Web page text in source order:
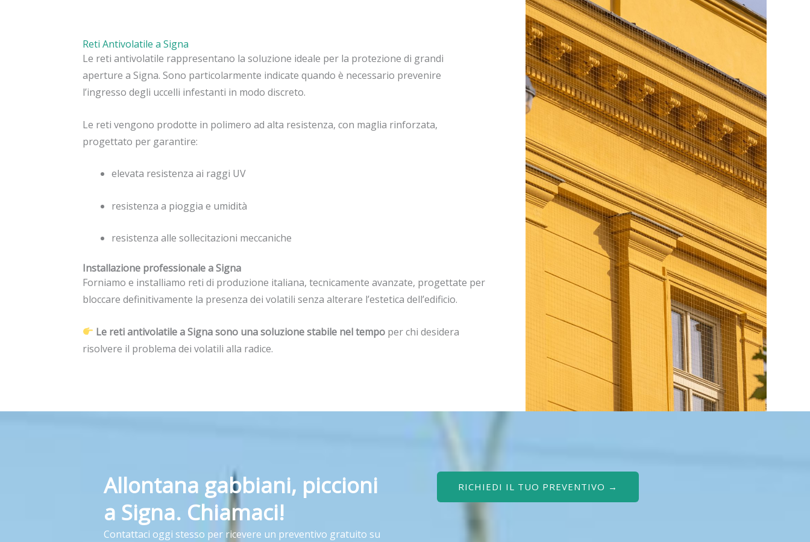
Reti Antivolatile a Signa
Le reti antivolatile rappresentano la soluzione ideale per la protezione di grandi
aperture a Signa. Sono particolarmente indicate quando è necessario prevenire
l’ingresso degli uccelli infestanti in modo discreto.
Le reti vengono prodotte in polimero ad alta resistenza, con maglia rinforzata,
progettato per garantire:
elevata resistenza ai raggi UV
resistenza a pioggia e umidità
resistenza alle sollecitazioni meccaniche
Installazione professionale a Signa
Forniamo e installiamo reti di produzione italiana, tecnicamente avanzate, progettate per
bloccare definitivamente la presenza dei volatili senza alterare l’estetica dell’edificio.
Le reti antivolatile a Signa sono una soluzione stabile nel tempo per chi desidera
risolvere il problema dei volatili alla radice.
Allontana gabbiani, piccioni
a Signa. Chiamaci!
Contattaci oggi stesso per ricevere un preventivo gratuito su
RICHIEDI IL TUO PREVENTIVO →